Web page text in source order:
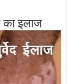
इलाज